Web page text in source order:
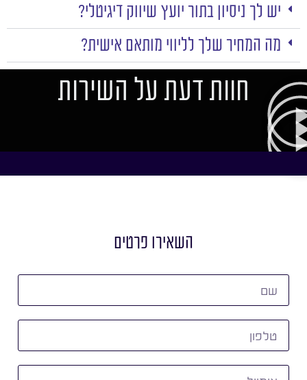
יש לך ניסיון בתור יועץ שיווק דיגיטלי?
מה המחיר שלך לליווי מותאם אישית?
חוות דעת על השירות
השאירו פרטים